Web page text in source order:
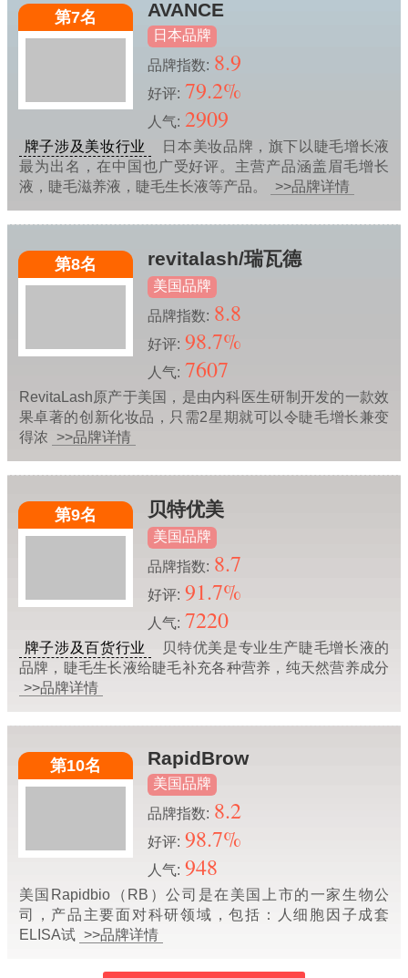
第7名 AVANCE
日本品牌
品牌指数: 8.9
好评: 79.2%
人气: 2909
牌子涉及美妆行业
日本美妆品牌，旗下以睫毛增长液
最为出名，在中国也广受好评。主营产品涵盖眉毛增长
液，睫毛滋养液，睫毛生长液等产品。
>>品牌详情
第8名 revitalash/瑞瓦德
美国品牌
品牌指数: 8.8
好评: 98.7%
人气: 7607
RevitaLash原产于美国，是由内科医生研制开发的一款效
果卓著的创新化妆品，只需2星期就可以令睫毛增长兼变
得浓 >>品牌详情
第9名 贝特优美
美国品牌
品牌指数: 8.7
好评: 91.7%
人气: 7220
牌子涉及百货行业
贝特优美是专业生产睫毛增长液的
品牌，睫毛生长液给睫毛补充各种营养，纯天然营养成分
>>品牌详情
第10名 RapidBrow
美国品牌
品牌指数: 8.2
好评: 98.7%
人气: 948
美国Rapidbio（RB）公司是在美国上市的一家生物公
司，产品主要面对科研领域，包括：人细胞因子成套
ELISA试 >>品牌详情